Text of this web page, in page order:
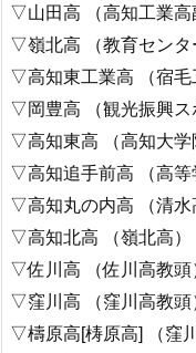
▽山田高 （高知工業
▽嶺北高 （教育セン
▽高知東工業高 （宿
▽岡豊高 （観光振興
▽高知東高 （高知大
▽高知追手前高 （高
▽高知丸の内高 （清
▽高知北高 （嶺北高
▽佐川高 （佐川高教
▽窪川高 （窪川高教
▽檮原高[梼原高] （窪